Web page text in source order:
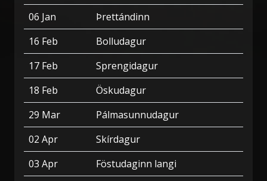
06 Jan
Þrettándinn
16 Feb
Bolludagur
17 Feb
Sprengidagur
18 Feb
Öskudagur
29 Mar
Pálmasunnudagur
02 Apr
Skírdagur
03 Apr
Föstudaginn langi